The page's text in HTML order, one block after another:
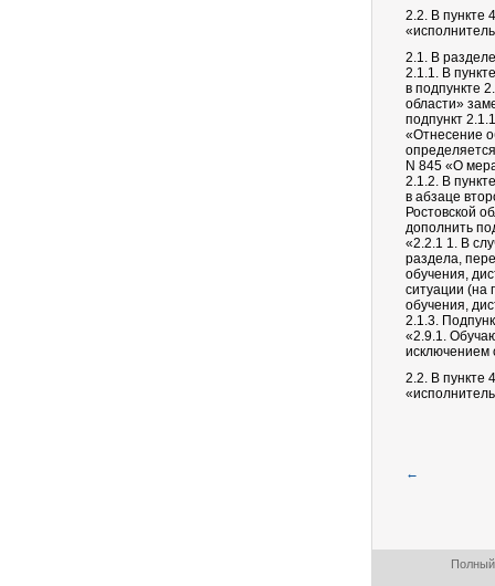
2.2. В пункте
2.1. В
2.1.1. В
в подпункте
области»
подпункт
«Отнесение
N 845 «О
2.1.2. В
в абзаце
Ростовской
дополнить
«2.2.1 1. В
раздела,
обучения,
ситуации (на
обучения,
2.1.3.
«2.9.1.
исключением
2.2. В пункте
←